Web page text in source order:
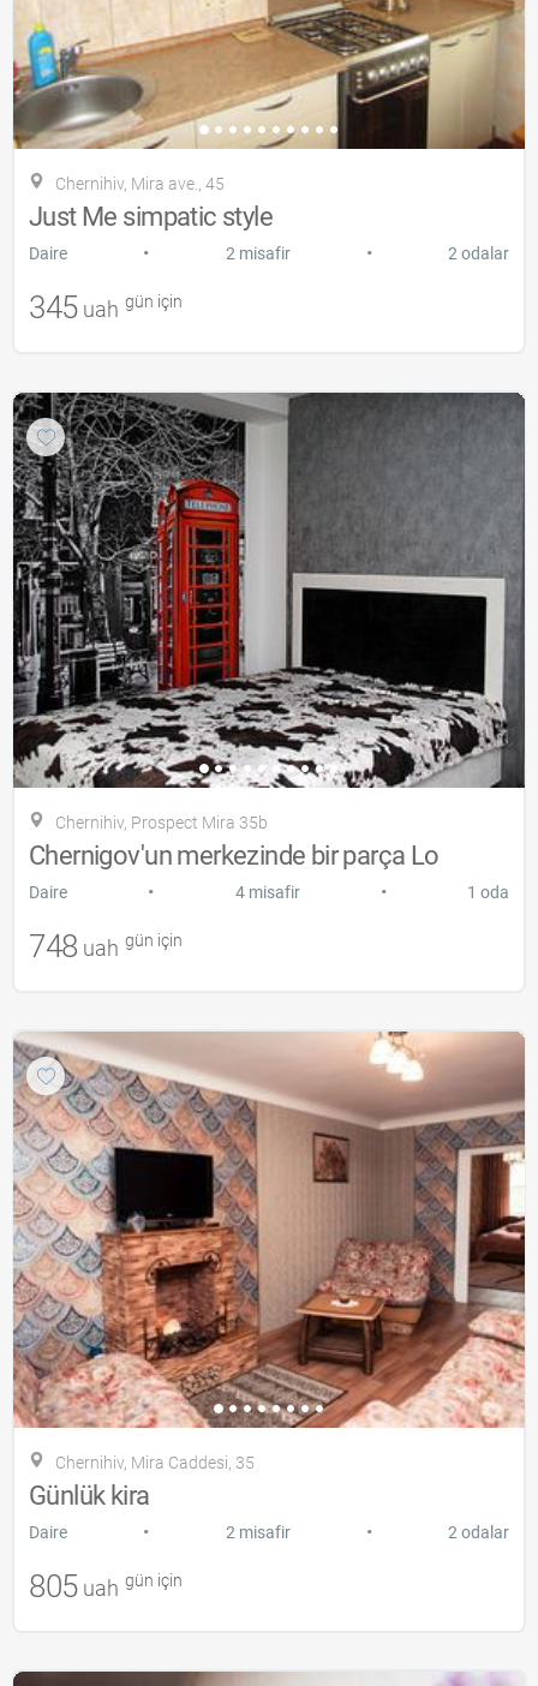
Chernihiv, Mira ave., 45
Just Me simpatic style
Daire • 2 misafir • 2 odalar
345 uah gün için
Chernihiv, Prospect Mira 35b
Chernigov'un merkezinde bir parça Lo
Daire • 4 misafir • 1 oda
748 uah gün için
Chernihiv, Mira Caddesi, 35
Günlük kira
Daire • 2 misafir • 2 odalar
805 uah gün için